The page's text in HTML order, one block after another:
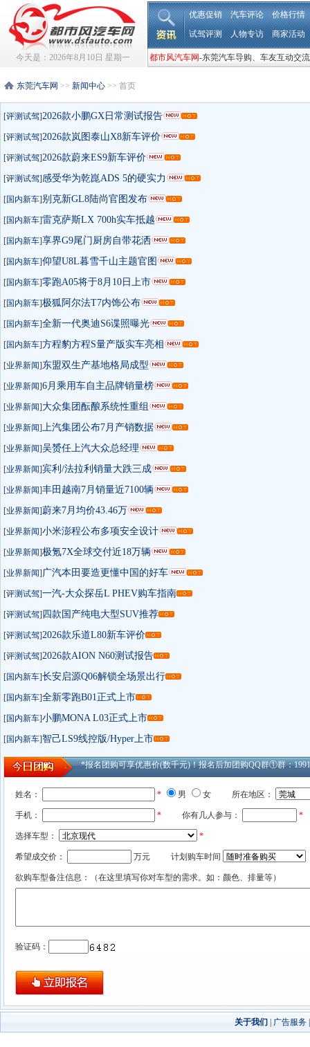
今天是： 2026年8月10日 星期一
优惠促销 汽车评论
价格行情
试驾评测
人物专访 商家活动
都市风汽车网-东莞汽车导购、车友互动交
东莞汽车网 >> 新闻中心 >> 首页
[评测试驾]2026款小鹏GX日常测试报告
[评测试驾]2026款岚图泰山X8新车评价
[评测试驾]2026款蔚来ES9新车评价
[评测试驾]感受华为乾崑ADS 5的硬实力
[国内新车]别克新GL8陆尚官图发布
[国内新车]雷克萨斯LX 700h实车抵越
[国内新车]享界G9尾门厨房自带花洒
[国内新车]仰望U8L暮雪千山主题官图
[国内新车]零跑A05将于8月10日上市
[国内新车]极狐阿尔法T7内饰公布
[国内新车]全新一代奥迪S6谍照曝光
[国内新车]方程豹方程S量产版实车亮相
[业界新闻]东盟双生产基地格局成型
[业界新闻]6月乘用车自主品牌销量榜
[业界新闻]大众集团酝酿系统性重组
[业界新闻]上汽集团公布7月产销数据
[业界新闻]吴赟任上汽大众总经理
[业界新闻]宾利/法拉利销量大跌三成
[业界新闻]丰田越南7月销量近7100辆
[业界新闻]蔚来7月均价43.46万
[业界新闻]小米澎程公布多项安全设计
[业界新闻]极氪7X全球交付近18万辆
[业界新闻]广汽本田要造更懂中国的好车
[评测试驾]一汽-大众探岳L PHEV购车指南
[评测试驾] 四款国产纯电大型SUV推荐
[评测试驾]2026款乐道L80新车评价
[评测试驾]2026款AION N60测试报告
[国内新车]长安启源Q06解锁全场景出行
[国内新车]全新零跑B01正式上市
[国内新车]小鹏MONA L03正式上市
[国内新车]智己LS9线控版/Hyper上市
*报名团购可享优惠价(数千元)！报名后加团购QQ群①群：
姓名： * 男 女 所在地区：
手机： * 你有几人参与： *
选择车型： *
希望成交价： 万元 计划购车时间
欲购车型备注信息：（在这里填写你对车型的需求。如：颜色、排量等）
验证码：
关于我们 广告服务